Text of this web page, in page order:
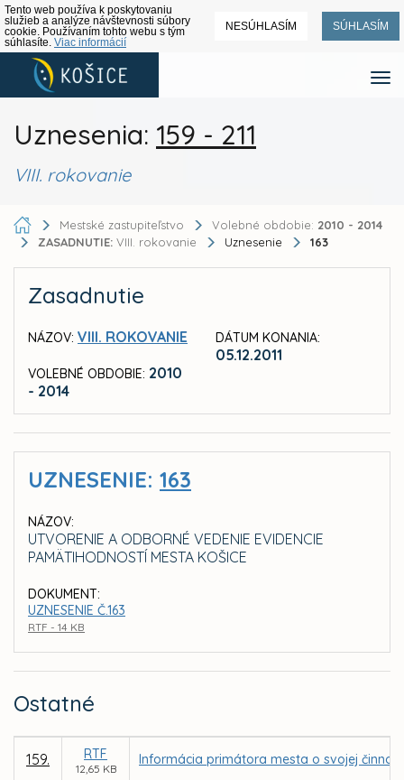
Tento web používa k poskytovaniu
služieb a analýze návštevnosti súbory
cookie. Používaním tohto webu s tým
súhlasíte. Viac informácií
NESÚHLASÍM SÚHLASÍM
Uznesenia: 159 - 211
VIII. rokovanie
Mestské zastupiteľstvo Volebné obdobie: 2010 - 2014
ZASADNUTIE: VIII. rokovanie Uznesenie 163
Zasadnutie
NÁZOV: VIII. ROKOVANIE
VOLEBNÉ OBDOBIE: 2010
- 2014
DÁTUM KONANIA:
05.12.2011
UZNESENIE: 163
NÁZOV:
UTVORENIE A ODBORNÉ VEDENIE EVIDENCIE
PAMÄTIHODNOSTÍ MESTA KOŠICE
DOKUMENT:
UZNESENIE Č.163
RTF - 14 KB
Ostatné
159. RTF
12,65 KB
Informácia primátora mesta o svojej